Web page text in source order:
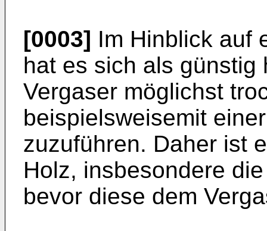
[0003] Im Hinblick auf
hat es sich als günstig
Vergaser möglichst
beispielsweisemit
zuzuführen. Daher ist
Holz, insbesondere
bevor diese dem